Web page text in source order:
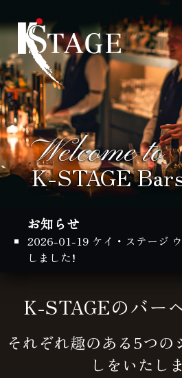
Welcome to
K-STAGE
お知らせ
2026-01-19 ケイ・ステージ
しました!
K-STAGEのバー
それぞれ趣のある5つの
しをいたし